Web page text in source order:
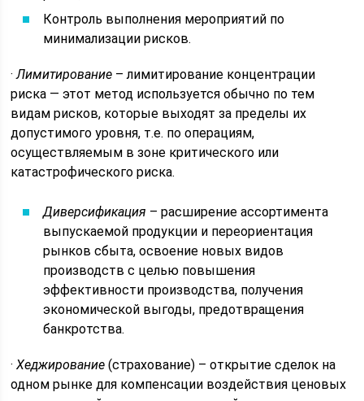
Контроль выполнения мероприятий по
минимализации рисков.
·Лимитирование – лимитирование концентрации
риска — этот метод используется обычно по тем
видам рисков, которые выходят за пределы их
допустимого уровня, т.е. по операциям,
осуществляемым в зоне критического или
катастрофического риска.
Диверсификация – расширение ассортимента
выпускаемой продукции и переориентация
рынков сбыта, освоение новых видов
производств с целью повышения
эффективности производства, получения
экономической выгоды, предотвращения
банкротства.
·Хеджирование (страхование) – открытие сделок на
одном рынке для компенсации воздействия ценовых